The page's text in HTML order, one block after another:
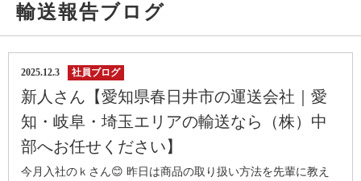
輸送報告ブログ
2025.12.3 社員ブログ
新人さん【愛知県春日井市の運送会社｜愛
知・岐阜・埼玉エリアの輸送なら（株）中
部へお任せください】
今月入社のｋさん😊 昨日は商品の取り扱い方法を先輩に教え